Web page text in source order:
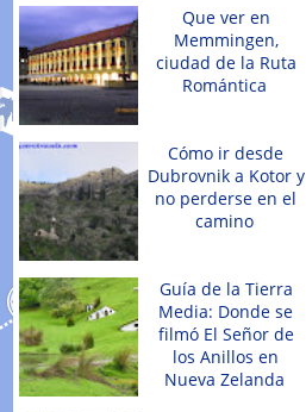
Que ver en
Memmingen,
ciudad de la Ruta
Romántica
Cómo ir desde
Dubrovnik a Kotor y
no perderse en el
camino
Guía de la Tierra
Media: Donde se
filmó El Señor de
los Anillos en
Nueva Zelanda